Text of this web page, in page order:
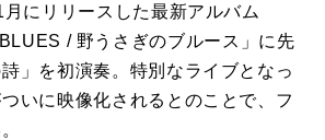
にリリースした最新アルバム
/ 野うさぎのブルース」に先
」を初演奏。特別なライブとなっ
いに映像化されるとのことで、フ